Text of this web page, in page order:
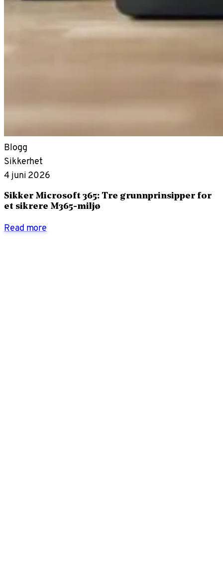
Blogg
Sikkerhet
4 juni 2026
Sikker Microsoft 365: Tre grunnprinsipper for
et sikrere M365-miljø
Read more